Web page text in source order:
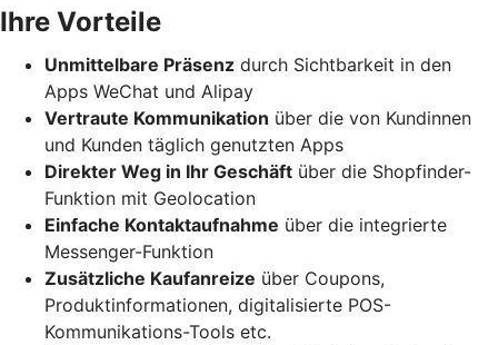
Ihre Vorteile
Unmittelbare Präsenz durch Sichtbarkeit in den
Apps WeChat und Alipay
Vertraute Kommunikation über die von Kundinnen
und Kunden täglich genutzten Apps
Direkter Weg in Ihr Geschäft über die Shopfinder-
Funktion mit Geolocation
Einfache Kontaktaufnahme über die integrierte
Messenger-Funktion
Zusätzliche Kaufanreize über Coupons,
Produktinformationen, digitalisierte POS-
Kommunikations-Tools etc.